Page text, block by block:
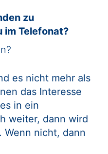
zu
im Telefonat?
es nicht mehr als
das Interesse
in ein
weiter, dann wird
Wenn nicht, dann